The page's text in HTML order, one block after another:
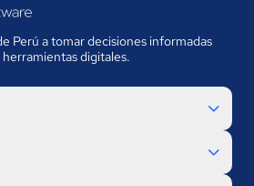
Perú a tomar decisiones informadas
digitales.